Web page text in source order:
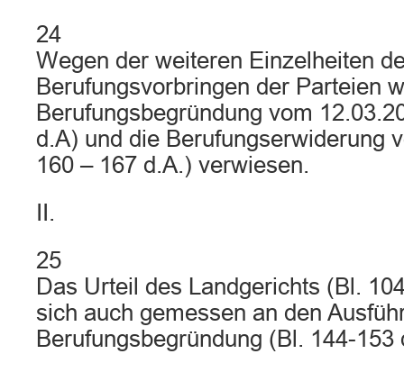
24
Wegen der weiteren Einzelheiten
Berufungsvorbringen der Parteien
Berufungsbegründung vom
d.A) und die Berufungserwiderung
160 – 167 d.A.) verwiesen.
II.
25
Das Urteil des Landgerichts (Bl.
sich auch gemessen an den
Berufungsbegründung (Bl. 144-